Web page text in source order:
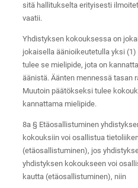
sitä hallitukselta erityisesti
vaatii.
Yhdistyksen kokouksessa on
jokaisella äänioikeutetulla yksi
tulee se mielipide, jota on
äänistä. Äänten mennessä tasan
Muutoin päätökseksi tulee
kannattama mielipide.
8a § Etäosallistuminen
kokouksiin voi osallistua
(etäosallistuminen), jos
yhdistyksen kokoukseen voi
kautta (etäosallistuminen), niin